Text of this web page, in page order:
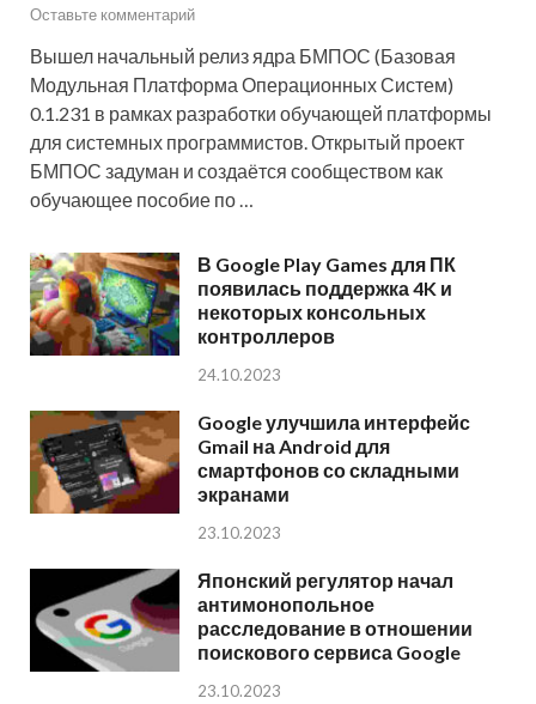
Оставьте комментарий
Вышел начальный релиз ядра БМПОС (Базовая
Модульная Платформа Операционных Систем)
0.1.231 в рамках разработки обучающей платформы
для системных программистов. Открытый проект
БМПОС задуман и создаётся сообществом как
обучающее пособие по …
В Google Play Games для ПК
появилась поддержка 4K и
некоторых консольных
контроллеров
24.10.2023
Google улучшила интерфейс
Gmail на Android для
смартфонов со складными
экранами
23.10.2023
Японский регулятор начал
антимонопольное
расследование в отношении
поискового сервиса Google
23.10.2023